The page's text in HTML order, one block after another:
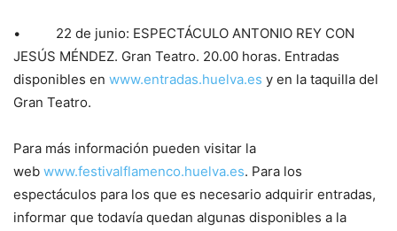
• 22 de junio: ESPECTÁCULO ANTONIO REY CON
JESÚS MÉNDEZ. Gran Teatro. 20.00 horas. Entradas
disponibles en www.entradas.huelva.es y en la taquilla del
Gran Teatro.
Para más información pueden visitar la
web www.festivalflamenco.huelva.es. Para los
espectáculos para los que es necesario adquirir entradas,
informar que todavía quedan algunas disponibles a la